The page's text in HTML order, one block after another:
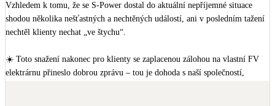
Dobrá zpráva: Společnost
a dceřiná společnost
S-Power Energies a majitele tepelných čerpadel
#Fotovoltaika #SEFY #FVEpodpora
#SolarniEnergie
#KrizeNaTrhu
Vzhledem k tomu, že se S-Power dostal do aktuální nepříjemné situace
shodou několika nešťastných a nechtěných událostí, ani v posledním tažení
nechtěl klienty nechat „ve štychu“.
☀️ Toto snažení nakonec pro klienty se zaplacenou zálohou na vlastní FV
elektrárnu přineslo dobrou zprávu – tou je dohoda s naší společností,